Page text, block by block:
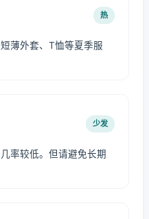
热
薄外套、T恤等夏季服
少发
率较低。但请避免长期